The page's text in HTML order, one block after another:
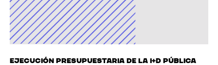
Ejecución presupuestaria de la I+D pública